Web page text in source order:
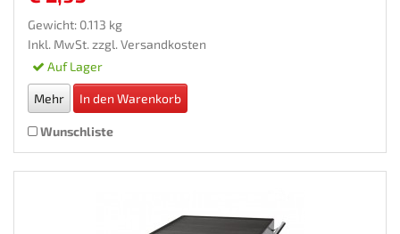
Gewicht: 0.113 kg
Inkl. MwSt. zzgl. Versandkosten
Auf Lager
Mehr In den Warenkorb
Wunschliste